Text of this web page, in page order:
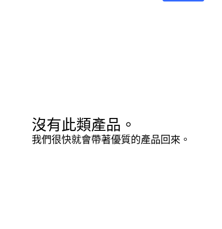
沒有此類產品。
我們很快就會帶著優質的產品回來。